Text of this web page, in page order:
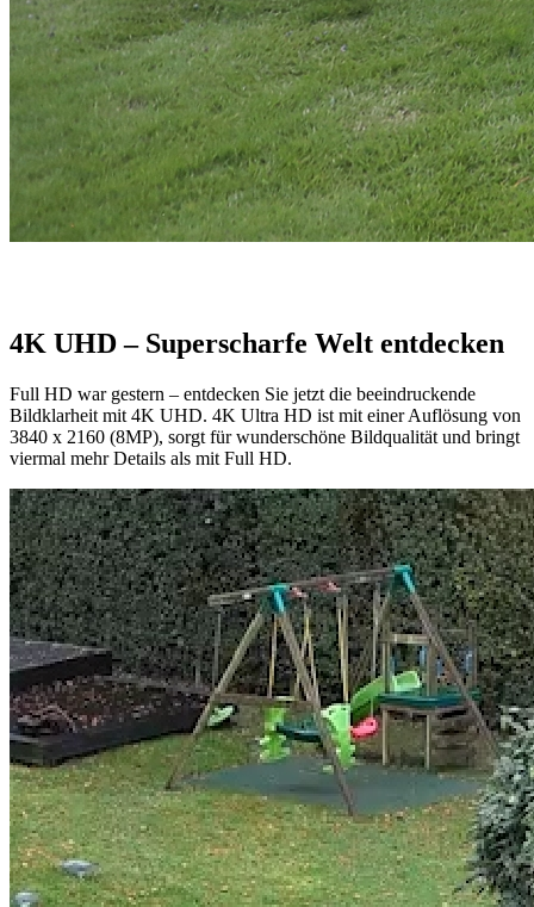
4K UHD – Superscharfe Welt entdecken
Full HD war gestern – entdecken Sie jetzt die beeindruckende
Bildklarheit mit 4K UHD. 4K Ultra HD ist mit einer Auflösung von
3840 x 2160 (8MP), sorgt für wunderschöne Bildqualität und bringt
viermal mehr Details als mit Full HD.